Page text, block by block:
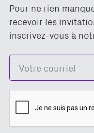
Pour ne rien
recevoir les
inscrivez-vous à